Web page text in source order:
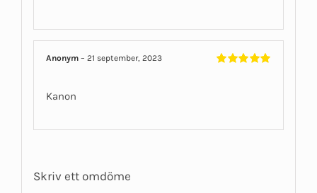
Anonym– 21 september, 2023
Kanon
Skriv ett omdöme